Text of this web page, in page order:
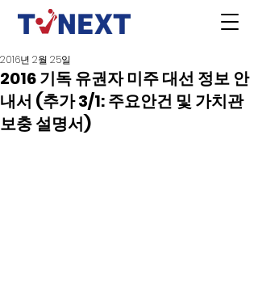
2016 기독 유권자 미주 대선 정보 안
내서 (추가 3/1: 주요안건 및 가치관
보충 설명서)
2016년 2월 25일